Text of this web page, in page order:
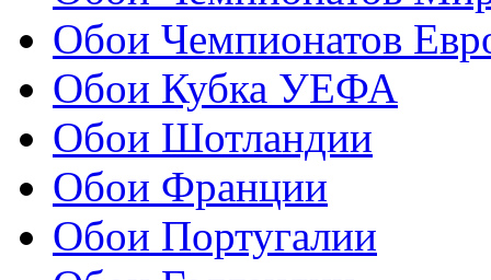
Обои Чемпионатов
Обои Кубка УЕФА
Обои Шотландии
Обои Франции
Обои Португалии